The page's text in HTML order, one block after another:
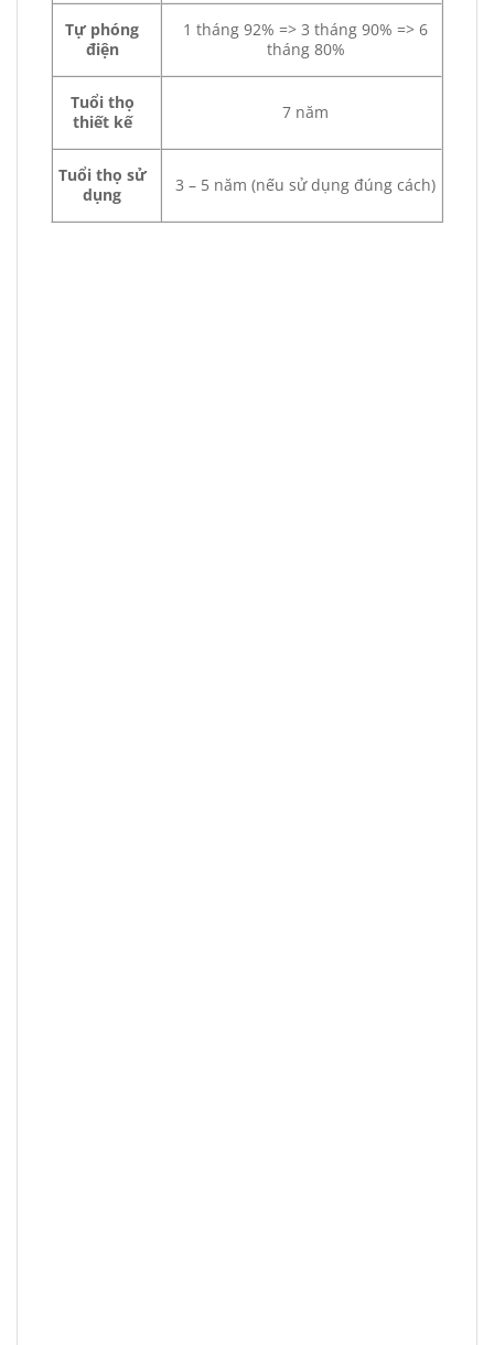
Tự phóng
điện
1 tháng 92% => 3 tháng 90% => 6
tháng 80%
Tuổi thọ
thiết kế
7 năm
Tuổi thọ sử
dụng
3 – 5 năm (nếu sử dụng đúng cách)